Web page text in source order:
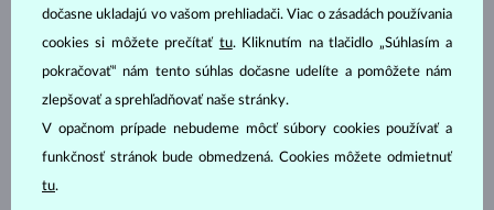
dočasne ukladajú vo vašom prehliadači. Viac o zásadách používania
cookies si môžete prečítať tu. Kliknutím na tlačidlo „Súhlasím a
pokračovať“ nám tento súhlas dočasne udelíte a pomôžete nám
zlepšovať a sprehľadňovať naše stránky.
V opačnom prípade nebudeme môcť súbory cookies používať a
funkčnosť stránok bude obmedzená. Cookies môžete odmietnuť
tu.